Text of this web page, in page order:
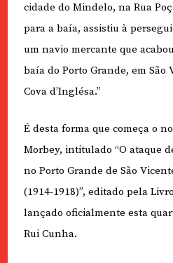
cidade do Mindelo, na Rua
para a baía, assistiu à
um navio mercante que
baía do Porto Grande, em São
Cova d’Inglésa.”
É desta forma que começa o
Morbey, intitulado “O ataque
no Porto Grande de São
(1914-1918)”, editado pela
lançado oficialmente esta
Rui Cunha.